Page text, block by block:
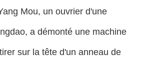
Mou, un ouvrier d'une
a démonté une machine
sur la tête d'un anneau de